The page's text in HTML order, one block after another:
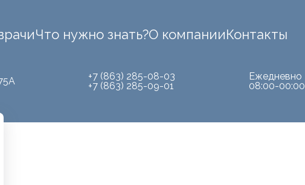
Что нужно знать?О компанииКонтакты
+7 (863) 285-08-03
+7 (863) 285-09-01
Ежедневно
08:00-00:00